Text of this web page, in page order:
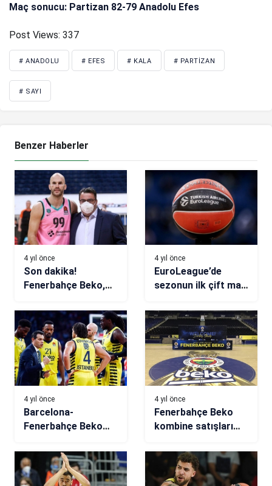
Maç sonucu: Partizan 82-79 Anadolu Efes
Post Views: 337
# ANADOLU # EFES # KALA # PARTIZAN
# SAYI
Benzer Haberler
4 yıl önce
Son dakika!
Fenerbahçe Beko,
transferini resmen
açıkladı
4 yıl önce
EuroLeague’de
sezonun ilk çift maç
4 yıl önce
Barcelona-
Fenerbahçe Beko
4 yıl önce
Fenerbahçe Beko
kombine satışları